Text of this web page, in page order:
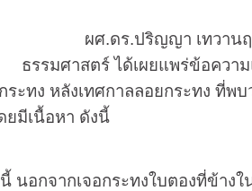
ผศ.ดร.ปริญญา เทวานฤมิต
ธรรมศาสตร์ ได้เผยแพร่ข้อควา
ระทง หลังเทศกาลลอยกระทง ที่พ
ยมีเนื้อหา ดังนี้
จากเจอกระทงใบตองที่ข้างใ